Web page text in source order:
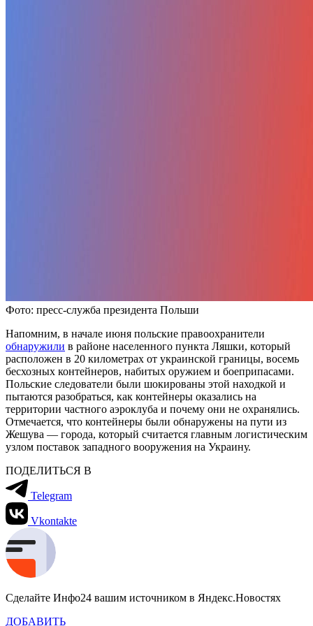
Фото: пресс-служба президента Польши
Напомним, в начале июня польские правоохранители
обнаружили в районе населенного пункта Ляшки, который
расположен в 20 километрах от украинской границы, восемь
бесхозных контейнеров, набитых оружием и боеприпасами.
Польские следователи были шокированы этой находкой и
пытаются разобраться, как контейнеры оказались на
территории частного аэроклуба и почему они не охранялись.
Отмечается, что контейнеры были обнаружены на пути из
Жешува — города, который считается главным логистическим
узлом поставок западного вооружения на Украину.
ПОДЕЛИТЬСЯ В
Telegram
Vkontakte
Сделайте Инфо24 вашим источником в Яндекс.Новостях
ДОБАВИТЬ